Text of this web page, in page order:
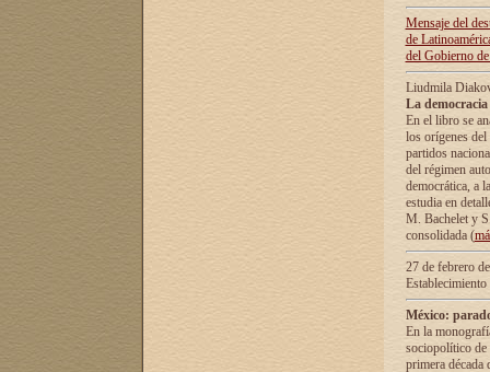
Mensaje del
de
del Gobierno
Liudmila
La
En el libro se
los orígenes
partidos
del régimen
democrática, а
estudia en
М. Bachelet у
consolidada (
27 de febrero
México:
En la
sociopolítico de
primera década